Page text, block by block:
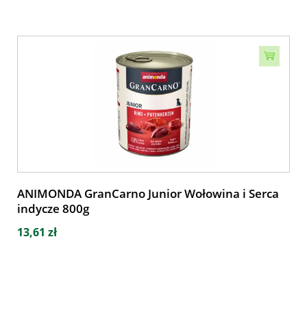
ANIMONDA GranCarno Junior Wołowina i Serca
indycze 800g
13,61 zł